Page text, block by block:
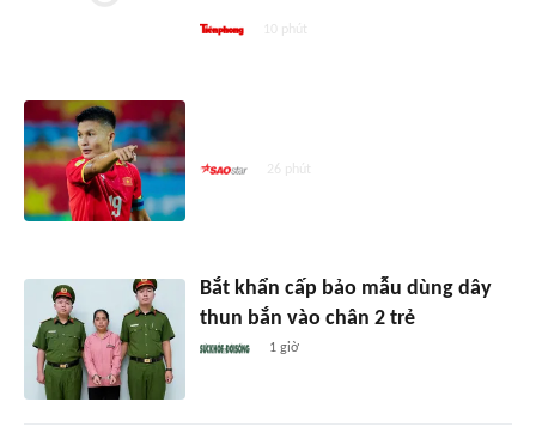
10 phút
26 phút
Bắt khẩn cấp bảo mẫu dùng dây
thun bắn vào chân 2 trẻ
1 giờ